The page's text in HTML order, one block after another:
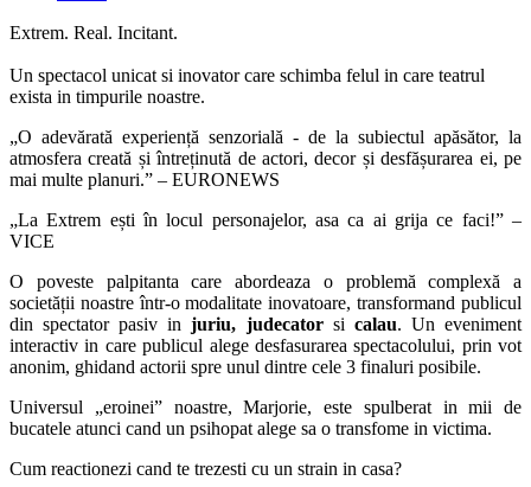
Extrem. Real. Incitant.
Un spectacol unicat si inovator care schimba felul in care teatrul
exista in timpurile noastre.
„O adevărată experiență senzorială - de la subiectul apăsător, la
atmosfera creată și întreținută de actori, decor și desfășurarea ei, pe
mai multe planuri.” – EURONEWS
„La Extrem ești în locul personajelor, asa ca ai grija ce faci!” –
VICE
O poveste palpitanta care abordeaza o problemă complexă a
societății noastre într-o modalitate inovatoare, transformand publicul
din spectator pasiv injuriu, judecatorsi calau. Un eveniment
interactiv in care publicul alege desfasurarea spectacolului, prin vot
anonim, ghidand actorii spre unul dintre cele 3 finaluri posibile.
Universul „eroinei” noastre, Marjorie, este spulberat in mii de
bucatele atunci cand un psihopat alege sa o transfome in victima.
Cum reactionezi cand te trezesti cu un strain in casa?